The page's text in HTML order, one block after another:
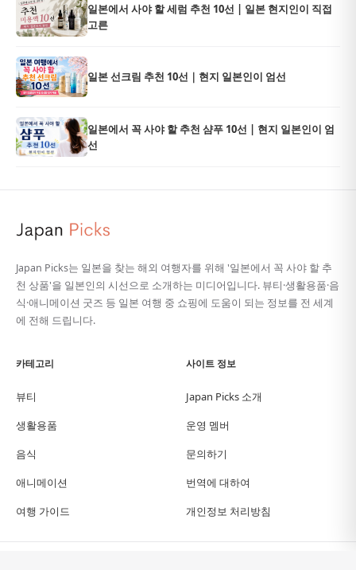
일본에서 사야 할 세럼 추천 10선 | 일본 현지인이 직접
고른
일본 선크림 추천 10선｜현지 일본인이 엄선
일본에서 꼭 사야 할 추천 샴푸 10선 | 현지 일본인이 엄
선
Japan Picks는 일본을 찾는 해외 여행자를 위해 '일본에서 꼭 사야 할 추
천 상품'을 일본인의 시선으로 소개하는 미디어입니다. 뷰티·생활용품·음
식·애니메이션 굿즈 등 일본 여행 중 쇼핑에 도움이 되는 정보를 전 세계
에 전해 드립니다.
카테고리
뷰티
생활용품
음식
애니메이션
여행 가이드
사이트 정보
Japan Picks 소개
운영 멤버
문의하기
번역에 대하여
개인정보 처리방침